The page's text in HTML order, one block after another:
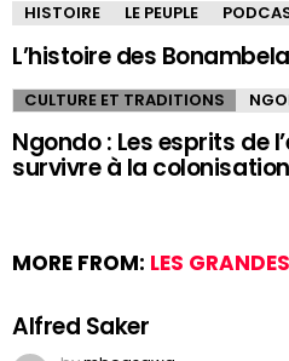
HISTOIRE LE PEUPLE
L’histoire des Bonambela
CULTURE ET TRADITIONS
Ngondo : Les esprits de
survivre à la
MORE FROM: LES
Alfred Saker